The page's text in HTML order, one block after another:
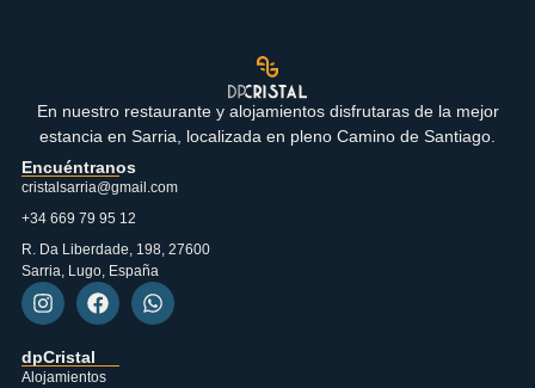
En nuestro restaurante y alojamientos disfrutaras de la mejor
estancia en Sarria, localizada en pleno Camino de Santiago.
Encuéntranos
cristalsarria@gmail.com
+34 669 79 95 12
R. Da Liberdade, 198, 27600
Sarria, Lugo, España
dpCristal
Alojamientos